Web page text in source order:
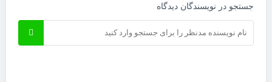
جستجو در نویسندگان دیدگاه